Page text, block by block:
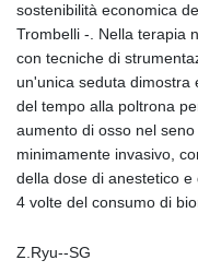
sostenibilità economica
Trombelli -. Nella terapia
con tecniche di
un'unica seduta dimostra
del tempo alla poltrona
aumento di osso nel
minimamente invasivo,
della dose di anestetico
4 volte del consumo di
Z.Ryu--SG